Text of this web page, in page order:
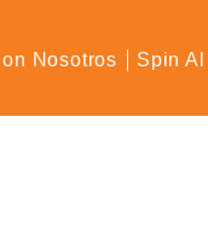
Nosotros Spin